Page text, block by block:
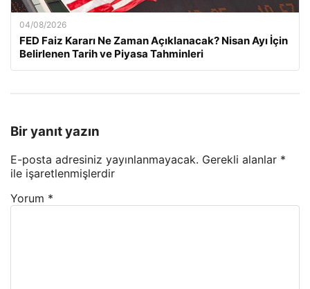
04/08/2026
FED Faiz Kararı Ne Zaman Açıklanacak? Nisan Ayı İçin
Belirlenen Tarih ve Piyasa Tahminleri
Bir yanıt yazın
E-posta adresiniz yayınlanmayacak. Gerekli alanlar *
ile işaretlenmişlerdir
Yorum *